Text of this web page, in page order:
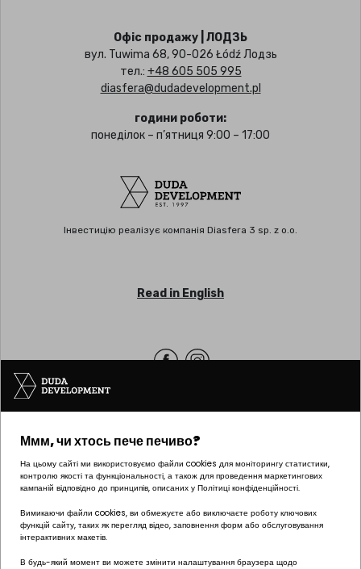
Офіс продажу | ЛОДЗЬ
вул. Tuwima 68, 90-026 Łódź Лодзь
тел.: +48 605 505 995
diasfera@dudadevelopment.pl
години роботи:
понеділок – п’ятниця 9:00 – 17:00
Інвестицію реалізує компанія Diasfera 3 sp. z o.o.
Read in English
Офіс | ПОЗНАНЬ
вул. Palacza 144, 60-278 Познань
тел.:+48 61 646 84 44
biuro@dudadevelopment.pl
marketing@dudadevelopment.pl
Ммм, чи хтось пече печиво?
На цьому сайті ми використовуємо файли cookies для моніторингу статистики,
контролю якості та функціональності, а також для проведення маркетингових
кампаній відповідно до принципів, описаних у Політиці конфіденційності.
Вимикаючи файли cookies, ви обмежуєте або виключаєте роботу ключових
функцій сайту, таких як перегляд відео, заповнення форм або обслуговування
інтерактивних макетів.
В будь-який момент ви можете змінити налаштування браузера щодо